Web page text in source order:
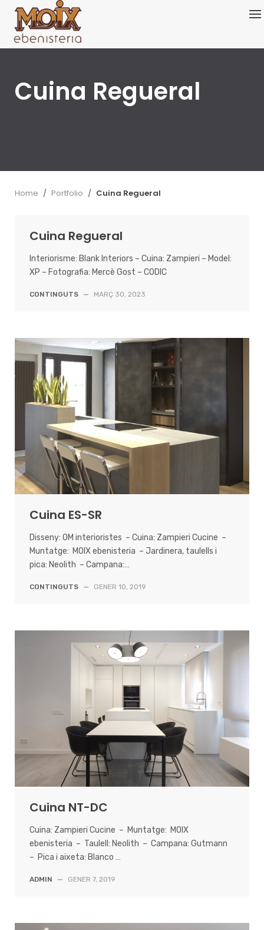
content
Cuina Regueral
Home / Portfolio / Cuina Regueral
Cuina Regueral
Interiorisme: Blank Interiors – Cuina: Zampieri – Model:
XP – Fotografia: Mercè Gost – CODIC
CONTINGUTS — MARÇ 30, 2023
Cuina ES-SR
Disseny: OM interioristes – Cuina: Zampieri Cucine –
Muntatge: MOIX ebenisteria – Jardinera, taulells i
pica: Neolith – Campana:…
CONTINGUTS — GENER 10, 2019
Cuina NT-DC
Cuina: Zampieri Cucine – Muntatge: MOIX
ebenisteria – Taulell: Neolith – Campana: Gutmann
– Pica i aixeta: Blanco …
ADMIN — GENER 7, 2019